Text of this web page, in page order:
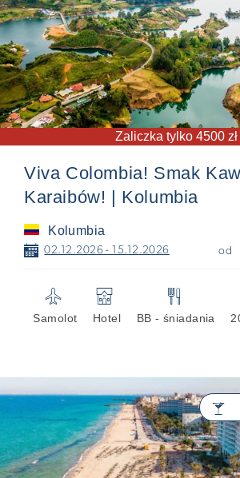
Zaliczka tylko 4500 zł
Viva Colombia! Smak
Karaibów! | Kolumbia
Kolumbia
📅 02.12.2026 - 15.12.2026 od
✈
Samolot
🏨
Hotel
🍴
BB - śniadania
🍸